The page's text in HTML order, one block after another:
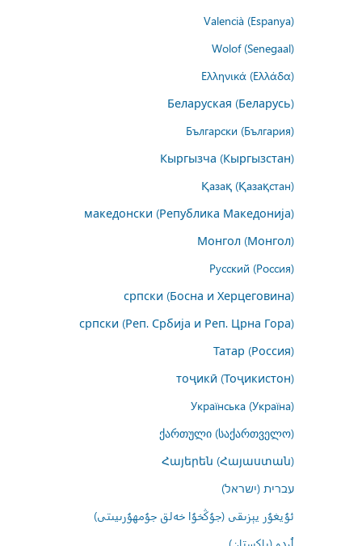
Valencià (Espanya)
Wolof (Senegaal)
Ελληνικά (Ελλάδα)
Беларуская (Беларусь)
Български (България)
Кыргызча (Кыргызстан)
Қазақ (Қазақстан)
македонски (Република Македонија)
Монгол (Монгол)
Русский (Россия)
српски (Босна и Херцеговина)
српски (Реп. Србија и Реп. Црна Гора)
Татар (Россия)
тоҷикӣ (Тоҷикистон)
Українська (Україна)
ქართული (საქართველო)
Հայերեն (Հայաստան)
עברית (ישראל)
ئۇيغۇر يېزىقى (جۇڭخۇا خەلق جۇمھۇرىيىتى)
اُردو (پاکستان)